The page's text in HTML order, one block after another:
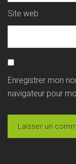
Site web
Enregistrer mon
navigateur pour